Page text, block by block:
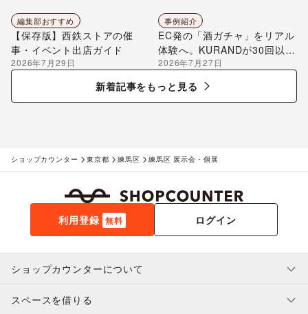
編集部おすすめ
【保存版】西鉄ストアの催
事・イベント出店ガイド
2026年7月29日
事例紹介
EC発の「酒ガチャ」をリアル
体験へ。KURANDが30回以上
のポップアップ出店で届け
る“新しいお酒との出会い”
2026年7月27日
新着記事をもっと見る
ショップカウンター 東京都 練馬区 練馬区 展示会・個展
利用登録 無料 ログイン
ショップカウンターについて
利用規約・ガイドライン
スペースを借りる